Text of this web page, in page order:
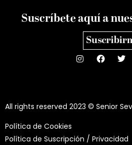
Suscríbete aquí a
All rights reserved 2023 © Senior
Política de Cookies
Política de Suscripción / Privacidad